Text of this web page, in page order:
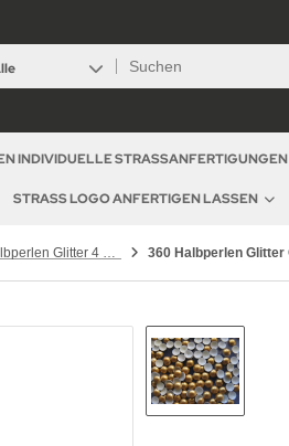
INDIVIDUELLE STRASSANFERTIGUNGEN
STRASS LOGO ANFERTIGEN LASSEN
Hotfix Halbperlen Glitter 4 mm